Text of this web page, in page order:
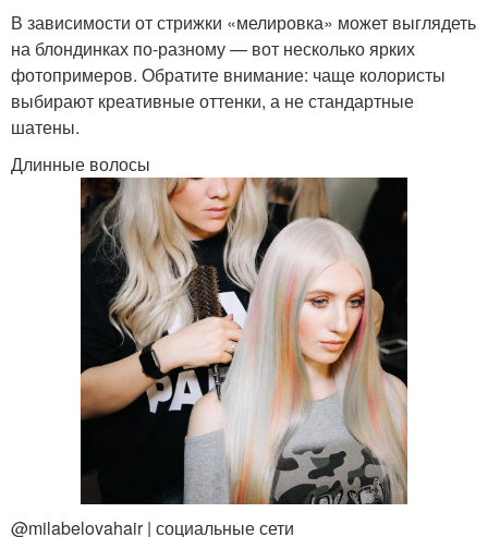
В зависимости от стрижки «мелировка» может выглядеть
на блондинках по-разному — вот несколько ярких
фотопримеров. Обратите внимание: чаще колористы
выбирают креативные оттенки, а не стандартные
шатены.
Длинные волосы
@milabelovahair | социальные сети